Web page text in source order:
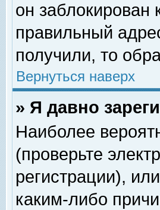
он
правильный
получили, то
Вернуться наверх
» Я давно
Наиболее
(проверьте
регистрации),
каким-либо